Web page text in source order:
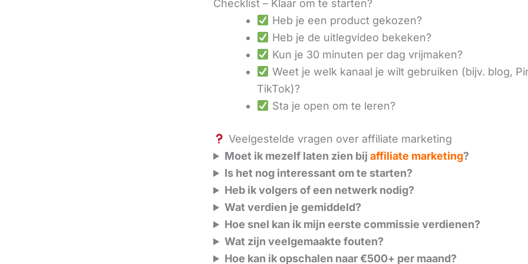
Checklist – Klaar om te starten?
Heb je een product gekozen?
Heb je de uitlegvideo bekeken?
Kun je 30 minuten per dag vrijmaken?
Weet je welk kanaal je wilt gebruiken (bijv. blog,
TikTok)?
Sta je open om te leren?
Veelgestelde vragen over affiliate marketing
Moet ik mezelf laten zien bijaffiliate marketing?
Is het nog interessant om te starten?
Heb ik volgers of een netwerk nodig?
Wat verdien je gemiddeld?
Hoe snel kan ik mijn eerste commissie verdienen?
Wat zijn veelgemaakte fouten?
Hoe kan ik opschalen naar €500+ per maand?